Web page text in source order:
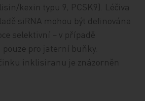
kexin typu 9, PCSK9). Léčiva
siRNA mohou být definována
selektivní − v případě
pro jaterní buňky.
inklisiranu je znázorněn